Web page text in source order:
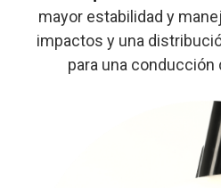
mayor estabilidad y
impactos y una
para una conducción